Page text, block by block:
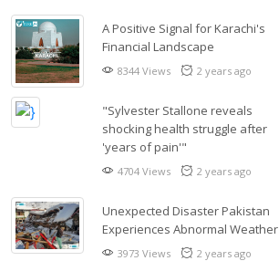
A Positive Signal for Karachi's
Financial Landscape
8344 Views 2 years ago
"Sylvester Stallone reveals
shocking health struggle after
'years of pain'"
4704 Views 2 years ago
Unexpected Disaster Pakistan
Experiences Abnormal Weather
3973 Views 2 years ago